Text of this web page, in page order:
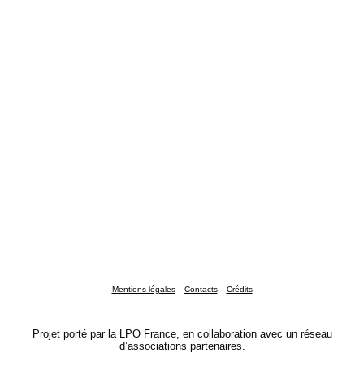
Mentions légales Contacts Crédits
Projet porté par la LPO France, en collaboration avec un réseau
d’associations partenaires.